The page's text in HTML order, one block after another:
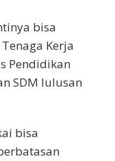
bisa
Kerja
Pendidikan
SDM lulusan
bisa